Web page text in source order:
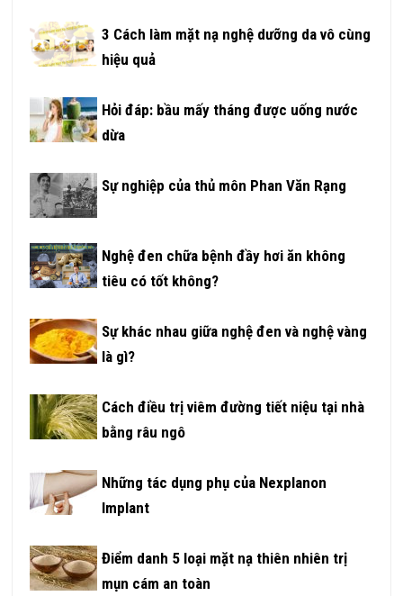
3 Cách làm mặt nạ nghệ dưỡng da vô cùng
hiệu quả
Hỏi đáp: bầu mấy tháng được uống nước
dừa
Sự nghiệp của thủ môn Phan Văn Rạng
Nghệ đen chữa bệnh đầy hơi ăn không
tiêu có tốt không?
Sự khác nhau giữa nghệ đen và nghệ vàng
là gì?
Cách điều trị viêm đường tiết niệu tại nhà
bằng râu ngô
Những tác dụng phụ của Nexplanon
Implant
Điểm danh 5 loại mặt nạ thiên nhiên trị
mụn cám an toàn